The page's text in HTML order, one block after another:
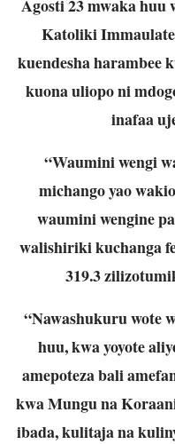
Agosti 23 mwaka
Katoliki
kuendesha harambee
kuona uliopo ni
inafaa
“Waumini wengi
michango yao
waumini wengine
walishiriki kuchanga
319.3
“Nawashukuru wote
huu, kwa yoyote
amepoteza bali
kwa Mungu na
ibada, kulitaja na